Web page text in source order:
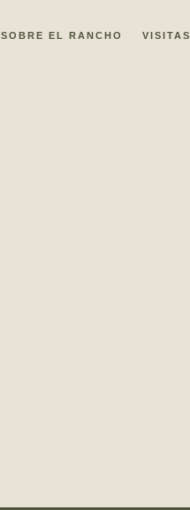
SOBRE EL RANCHO VISITAS